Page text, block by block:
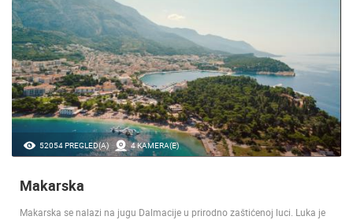
52054 PREGLED(A) 4 KAMERA(E)
Makarska
Makarska se nalazi na jugu Dalmacije u prirodno zaštićenoj luci. Luka je